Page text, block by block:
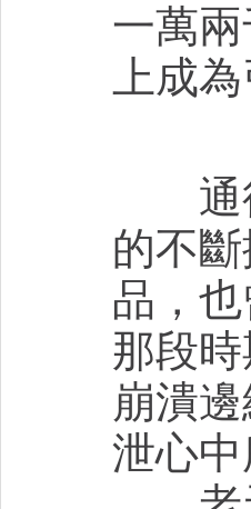
一萬
上成
通往
的不
品，
那段
崩潰
泄心